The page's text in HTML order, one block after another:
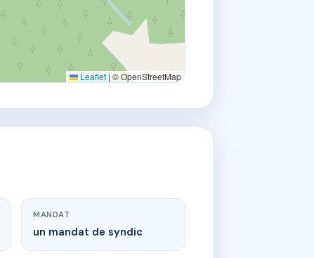
Leaflet | © OpenStreetMap
MANDAT
un mandat de syndic